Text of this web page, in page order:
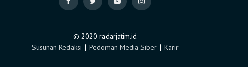
© 2020 radarjatim.id
Susunan Redaksi ∣ Pedoman Media Siber∣ Karir